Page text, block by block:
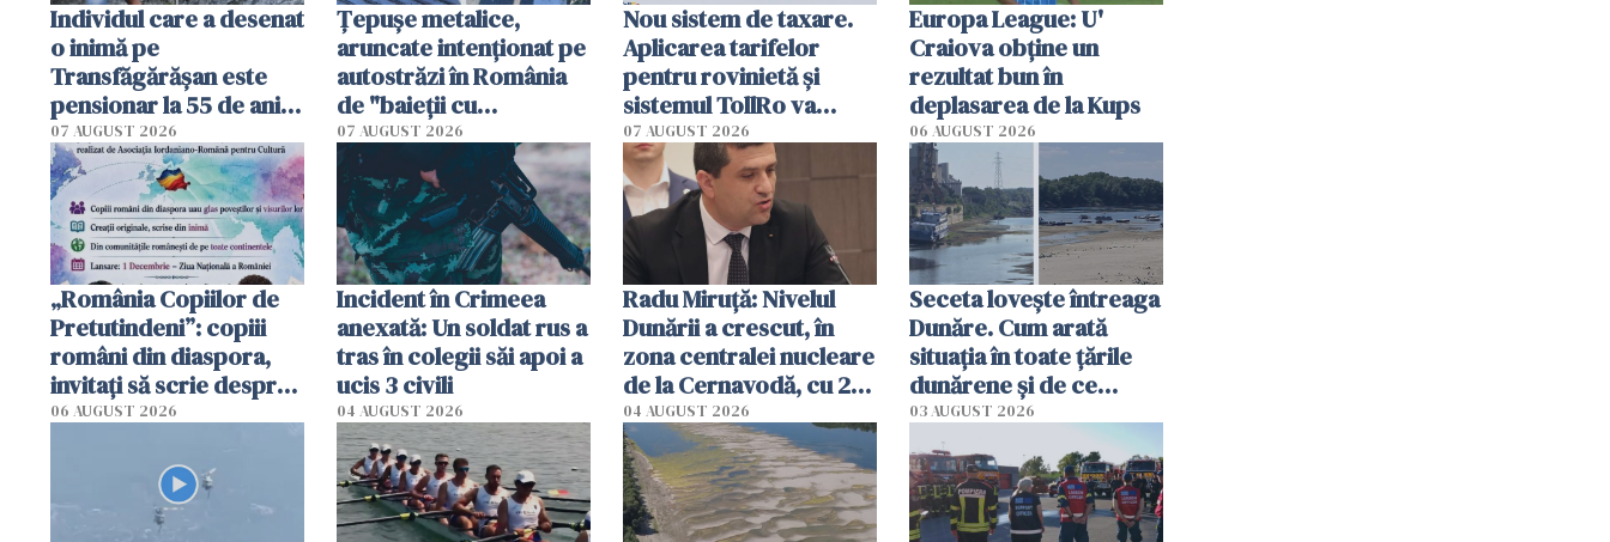
Individul care a desenat
o inimă pe
Transfăgărășan este
pensionar la 55 de ani.
Poliția l-a identificat
07 AUGUST 2026
Țepușe metalice,
aruncate intenționat pe
autostrăzi în România
de "baieții cu
platforme": "Mi-au
cerut 1200 lei să mă
tracteze"
07 AUGUST 2026
Nou sistem de taxare.
Aplicarea tarifelor
pentru rovinietă şi
sistemul TollRo va
începe la 1 octombrie
07 AUGUST 2026
Europa League: U'
Craiova obține un
rezultat bun în
deplasarea de la Kups
06 AUGUST 2026
„România Copiilor de
Pretutindeni”: copiii
români din diaspora,
invitați să scrie despre
România într-un volum
06 AUGUST 2026
Incident în Crimeea
anexată: Un soldat rus a
tras în colegii săi apoi a
ucis 3 civili
04 AUGUST 2026
Radu Miruţă: Nivelul
Dunării a crescut, în
zona centralei nucleare
de la Cernavodă, cu 2
cm faţă de ziua trecută
04 AUGUST 2026
Seceta lovește întreaga
Dunăre. Cum arată
situația în toate țările
dunărene și de ce
România resimte
efectele, deși a plouat
în iulie
03 AUGUST 2026